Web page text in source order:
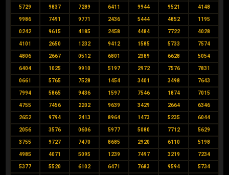
5729 9837 7289 6411 9944 9521 4148
9986 7491 9771 2436 5444 4852 1195
0242 9615 4185 2458 4484 7722 4028
4101 2650 1232 9412 1585 5733 7574
4806 2667 0512 6801 2389 6628 5054
6404 1025 9910 5197 2972 7576 7831
0661 5765 7528 1454 3401 3498 7643
7994 5865 9436 1597 7546 1874 7015
4755 7456 2202 9639 3429 2664 6346
2652 9794 2413 8964 1473 5235 6044
2056 3576 0606 5977 5080 7712 5629
3755 9727 7470 8685 2920 6110 5198
4985 4071 5095 1239 7497 3219 7234
5377 5520 6102 6471 7683 9594 5734